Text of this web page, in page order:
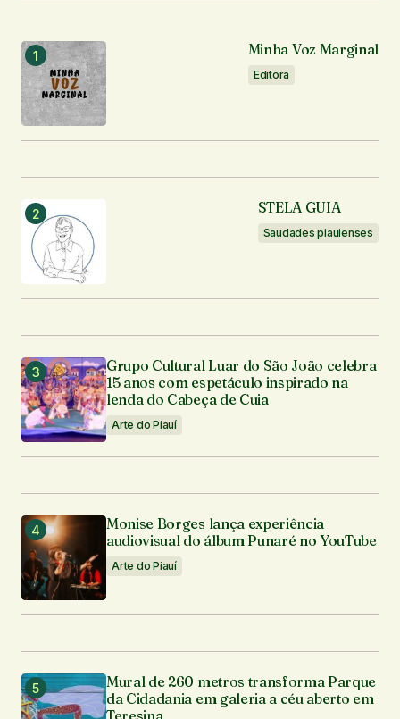
Minha Voz Marginal
Editora
STELA GUIA
Saudades piauienses
Grupo Cultural Luar do São João celebra
15 anos com espetáculo inspirado na
lenda do Cabeça de Cuia
Arte do Piauí
Monise Borges lança experiência
audiovisual do álbum Punaré no YouTube
Arte do Piauí
Mural de 260 metros transforma Parque
da Cidadania em galeria a céu aberto em